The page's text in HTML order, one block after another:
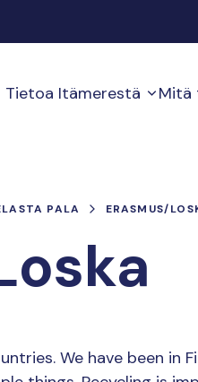
Tietoa Itämerestä Mitä
PALA ERASMUS/
We have been in